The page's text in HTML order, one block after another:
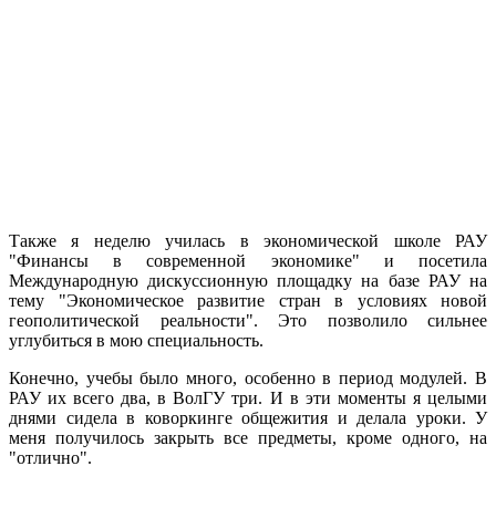
Также я неделю училась в экономической школе РАУ
"Финансы в современной экономике" и посетила
Международную дискуссионную площадку на базе РАУ на
тему "Экономическое развитие стран в условиях новой
геополитической реальности". Это позволило сильнее
углубиться в мою специальность.
Конечно, учебы было много, особенно в период модулей. В
РАУ их всего два, в ВолГУ три. И в эти моменты я целыми
днями сидела в коворкинге общежития и делала уроки. У
меня получилось закрыть все предметы, кроме одного, на
"отлично".